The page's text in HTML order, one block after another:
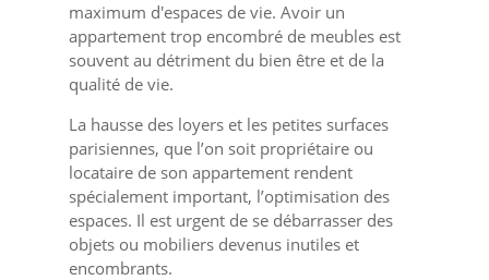
maximum d'espaces de vie. Avoir un
appartement trop encombré de meubles est
souvent au détriment du bien être et de la
qualité de vie.
La hausse des loyers et les petites surfaces
parisiennes, que l’on soit propriétaire ou
locataire de son appartement rendent
spécialement important, l’optimisation des
espaces. Il est urgent de se débarrasser des
objets ou mobiliers devenus inutiles et
encombrants.